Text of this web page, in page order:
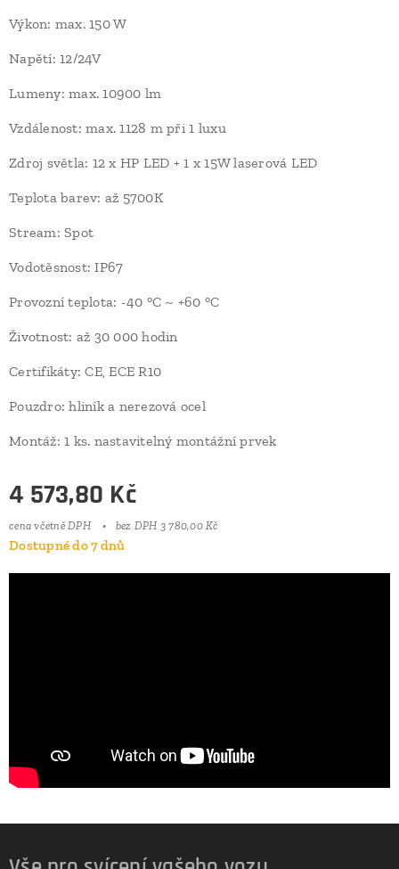
Výkon: max. 150 W
Napětí: 12/24V
Lumeny: max. 10900 lm
Vzdálenost: max. 1128 m při 1 luxu
Zdroj světla: 12 x HP LED + 1 x 15W laserová LED
Teplota barev: až 5700K
Stream: Spot
Vodotěsnost: IP67
Provozní teplota: -40 °C ~ +60 °C
Životnost: až 30 000 hodin
Certifikáty: CE, ECE R10
Pouzdro: hliník a nerezová ocel
Montáž: 1 ks. nastavitelný montážní prvek
4 573,80 Kč
cena včetně DPH bez DPH 3 780,00 Kč
Dostupné do 7 dnů